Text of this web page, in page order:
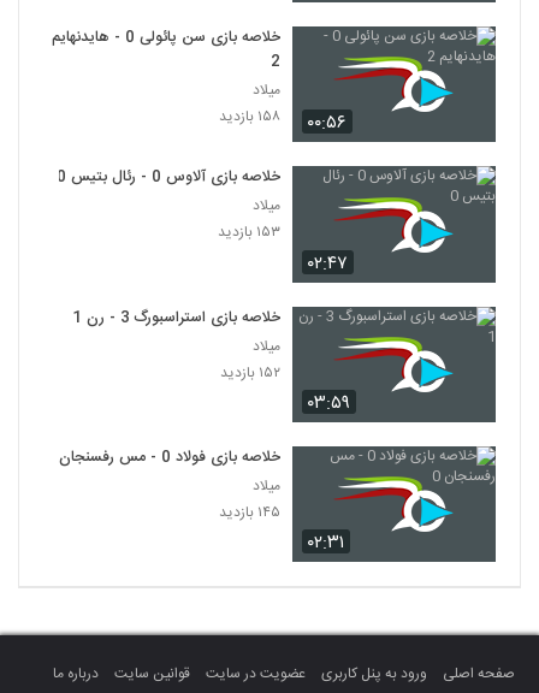
۰۰:۵۶
خلاصه بازی سن پائولی 0 - هایدنهایم
2
میلاد
۱۵۸ بازدید
۰۲:۴۷
خلاصه بازی آلاوس 0 - رئال بتیس 0
میلاد
۱۵۳ بازدید
۰۳:۵۹
خلاصه بازی استراسبورگ 3 - رن 1
میلاد
۱۵۲ بازدید
۰۲:۳۱
خلاصه بازی فولاد 0 - مس رفسنجان 0
میلاد
۱۴۵ بازدید
صفحه اصلی ورود به پنل کاربری عضویت در سایت قوانین سایت
درباره ما